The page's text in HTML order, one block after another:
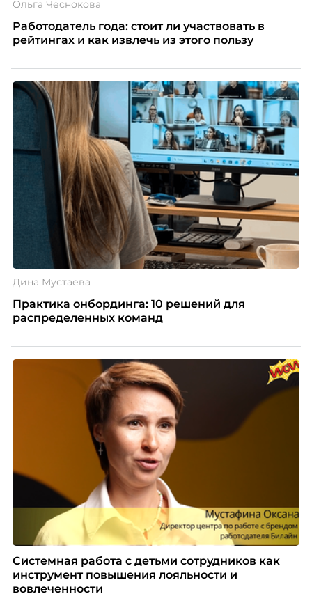
Ольга Чеснокова
Работодатель года: стоит ли участвовать в
рейтингах и как извлечь из этого пользу
Дина Мустаева
Практика онбординга: 10 решений для
распределенных команд
Системная работа с детьми сотрудников как
инструмент повышения лояльности и
вовлеченности